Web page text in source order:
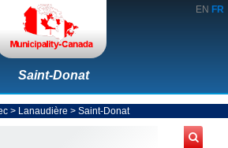
EN FR
Saint-Donat
> Lanaudière > Saint-Donat